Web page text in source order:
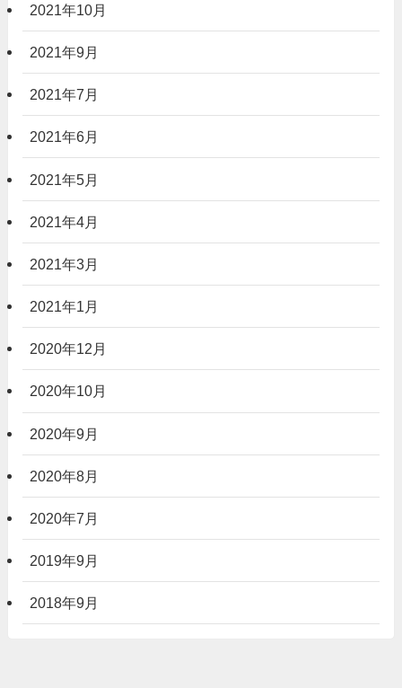
2021年10月
2021年9月
2021年7月
2021年6月
2021年5月
2021年4月
2021年3月
2021年1月
2020年12月
2020年10月
2020年9月
2020年8月
2020年7月
2019年9月
2018年9月